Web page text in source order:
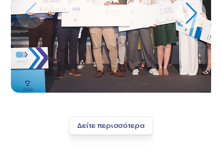
Δείτε περισσότερα